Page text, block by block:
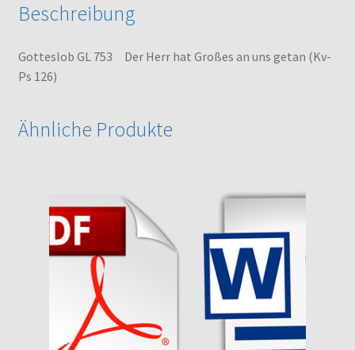
126)
Beschreibung
Gotteslob GL 753 Der Herr hat Großes an uns getan (Kv-
Ps 126)
Ähnliche Produkte